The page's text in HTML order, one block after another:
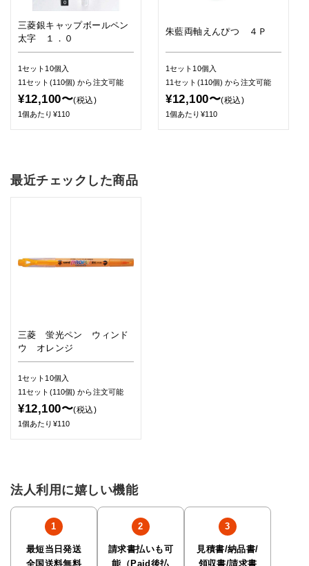
三菱銀キャップボールペン
太字 １．０
1セット10個入
11セット(110個)から注文可能
¥12,100〜(税込)
1個あたり¥110
朱藍両軸えんぴつ ４Ｐ
1セット10個入
11セット(110個)から注文可能
¥12,100〜(税込)
1個あたり¥110
最近チェックした商品
三菱 蛍光ペン ウィンド
ウ オレンジ
1セット10個入
11セット(110個)から注文可能
¥12,100〜(税込)
1個あたり¥110
法人利用に嬉しい機能
最短当日発送
全国送料無料
請求書払いも可
能（Paid後払
見積書/納品書/
領収書/請求書